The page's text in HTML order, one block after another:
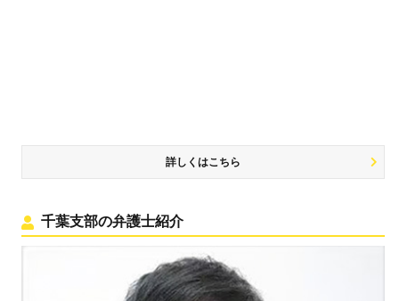
詳しくはこちら
千葉支部の弁護士紹介